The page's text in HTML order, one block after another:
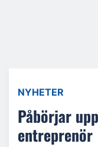
NYHETER
Påbörjar
entreprenör